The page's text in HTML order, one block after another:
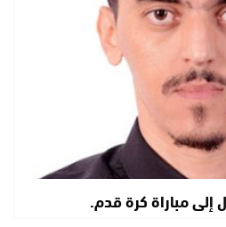
إلى مباراة كرة قدم.